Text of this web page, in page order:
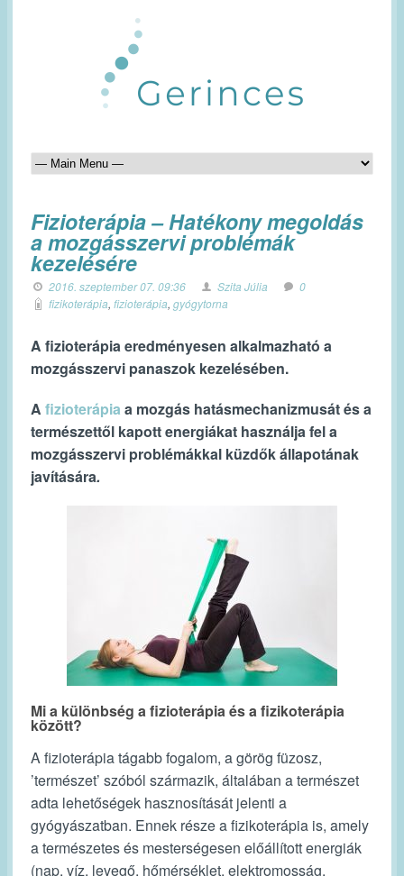
Fizioterápia – Hatékony megoldás
a mozgásszervi problémák
kezelésére
2016. szeptember 07. 09:36 Szita Júlia
0
fizikoterápia, fizioterápia, gyógytorna
A fizioterápia eredményesen alkalmazható a
mozgásszervi panaszok kezelésében.
A fizioterápia a mozgás hatásmechanizmusát és a
természettől kapott energiákat használja fel a
mozgásszervi problémákkal küzdőkállapotának
javítására.
Mi a különbség a fizioterápia és a fizikoterápia
között?
A fizioterápia tágabb fogalom, a görög füzosz,
’természet’ szóból származik, általában a természet
adta lehetőségek hasznosítását jelenti a
gyógyászatban. Ennek része a fizikoterápia is, amely
a természetes és mesterségesen előállított energiák
(nap, víz, levegő, hőmérséklet, elektromosság,